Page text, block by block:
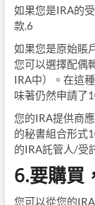
如果您是IRA的
款.6
如果您是原始賬
您可以選擇配偶
IRA中）。在這
味著仍然申請了
您的IRA提供商
的秘書組合形式
的IRA託管人/受
6.要購買
您可以從您的